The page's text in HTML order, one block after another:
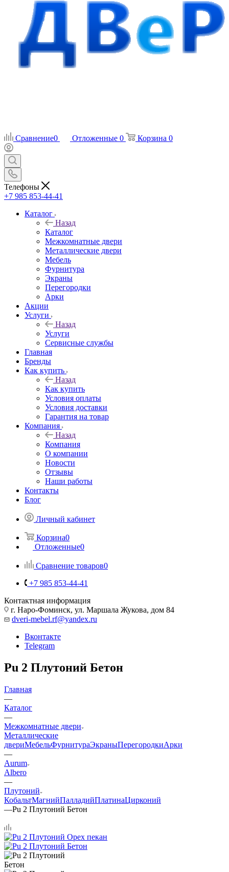
Сравнение0 Отложенные 0 Корзина 0
Телефоны
+7 985 853-44-41
Каталог
Назад
Каталог
Межкомнатные двери
Металлические двери
Мебель
Фурнитура
Экраны
Перегородки
Арки
Акции
Услуги
Назад
Услуги
Сервисные службы
Главная
Бренды
Как купить
Назад
Как купить
Условия оплаты
Условия доставки
Гарантия на товар
Компания
Назад
Компания
О компании
Новости
Отзывы
Наши работы
Контакты
Блог
Личный кабинет
Корзина0
Отложенные0
Сравнение товаров0
+7 985 853-44-41
Контактная информация
г. Наро-Фоминск, ул. Маршала Жукова, дом 84
dveri-mebel.rf@yandex.ru
Вконтакте
Telegram
Pu 2 Плутоний Бетон
Главная
—
Каталог
—
Межкомнатные двери
Металлические
двериМебельФурнитураЭкраныПерегородкиАрки
—
Aurum
Albero
—
Плутоний
КобальтМагнийПалладийПлатинаЦирконий
—Pu 2 Плутоний Бетон